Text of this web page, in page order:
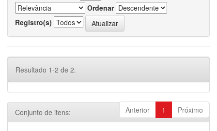
Ordenar
Registro(s)
Resultado 1-2 de 2.
Anterior 1 Próximo
Conjunto de itens: